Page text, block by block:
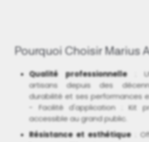
Pourquoi Choisir Marius
Qualité professionnelle:
artisans depuis des
durabilité et ses performances
- Facilité d'application : Kit
accessible au grand public.
Résistance et esthétique: